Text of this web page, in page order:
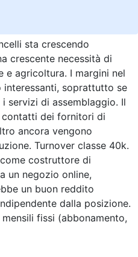
sta crescendo
crescente necessità di
e agricoltura. I margini nel
soprattutto se
servizi di assemblaggio. Il
dei fornitori di
ancora vengono
Turnover classe 40k.
costruttore di
un negozio online,
un buon reddito
dalla posizione.
fissi (abbonamento,